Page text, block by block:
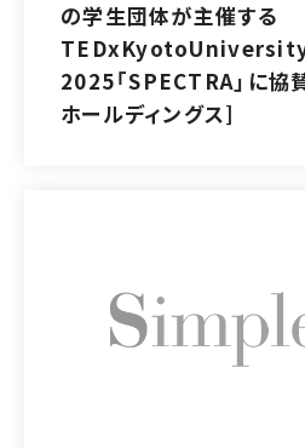
の学生団体が主催する
2025「SPECTRA」に協
ホールディングス]